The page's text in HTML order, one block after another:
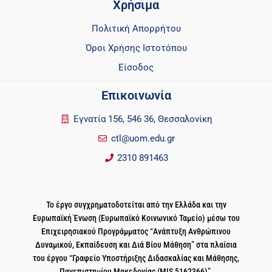
Χρήσιμα
Πολιτική Απορρήτου
Όροι Χρήσης Ιστοτόπου
Είσοδος
Επικοινωνία
Εγνατία 156, 546 36, Θεσσαλονίκη
ctl@uom.edu.gr
2310 891463
Το έργο συγχρηματοδοτείται από την Ελλάδα και την
Ευρωπαϊκή Ένωση (Ευρωπαϊκό Κοινωνικό Ταμείο) μέσω του
Επιχειρησιακού Προγράμματος “Ανάπτυξη Ανθρώπινου
Δυναμικού, Εκπαίδευση και Διά Βίου Μάθηση” στα πλαίσια
του έργου “Γραφείο Υποστήριξης Διδασκαλίας και Μάθησης,